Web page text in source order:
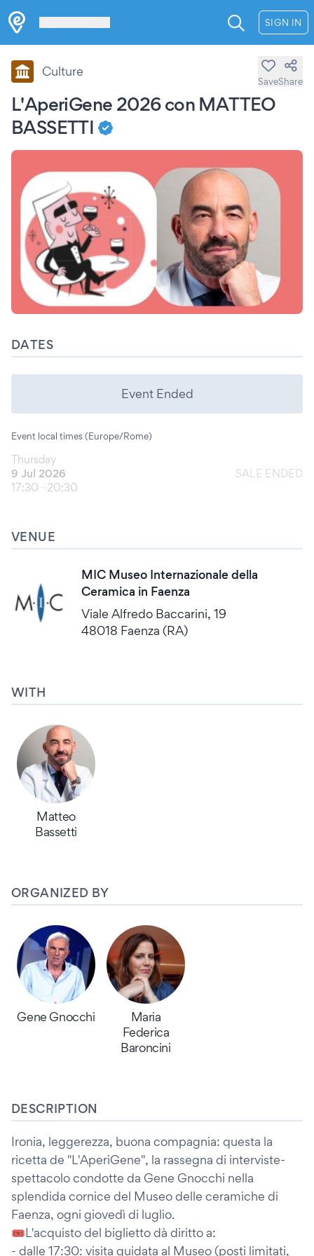
SIGN IN
L'AperiGene 2026 con MATTEO
BASSETTI
Culture
SaveShare
DATES
Event Ended
Event local times (Europe/Rome)
Thursday
9 Jul 2026
17:30
20:30
SALE ENDED
VENUE
MIC Museo Internazionale della
Ceramica in Faenza
Viale Alfredo Baccarini, 19
48018 Faenza (RA)
WITH
Matteo
Bassetti
ORGANIZED BY
Gene Gnocchi
Maria
Federica
Baroncini
DESCRIPTION
Ironia, leggerezza, buona compagnia: questa la
ricetta de "L'AperiGene", la rassegna di interviste-
spettacolo condotte da Gene Gnocchi nella
splendida cornice del Museo delle ceramiche di
Faenza, ogni giovedì di luglio.
🎟️L'acquisto del biglietto dà diritto a:
- dalle 17:30: visita guidata al Museo (posti limitati,